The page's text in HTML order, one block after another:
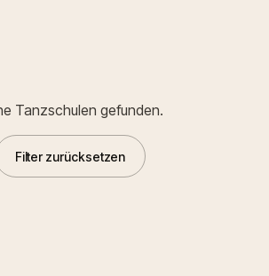
Tanzschulen gefunden.
Filter zurücksetzen